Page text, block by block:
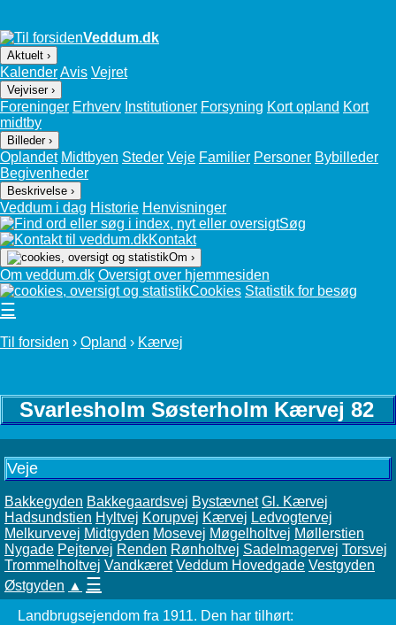
Veddum.dk
Aktuelt ›
KalenderAvis Vejret
Vejviser ›
Foreninger Erhverv Institutioner Forsyning Kort opland Kort
midtby
Billeder ›
Oplandet Midtbyen Steder Veje Familier Personer Bybilleder
Begivenheder
Beskrivelse ›
Veddum i dag Historie Henvisninger
Søg
Kontakt
Om ›
Om veddum.dk Oversigt over hjemmesiden
Cookies Statistik for besøg
☰
Til forsiden › Opland › Kærvej
Svarlesholm Søsterholm Kærvej 82
Veje
Bakkegyden Bakkegaardsvej Bystævnet Gl. Kærvej
Hadsundstien Hyltvej Korupvej Kærvej Ledvogtervej
Melkurvevej Midtgyden Mosevej Møgelholtvej Møllerstien
Nygade Pejtervej Renden Rønholtvej Sadelmagervej Torsvej
Trommelholtvej Vandkæret Veddum Hovedgade Vestgyden
Østgyden ▲ ☰
Landbrugsejendom fra 1911. Den har tilhørt: